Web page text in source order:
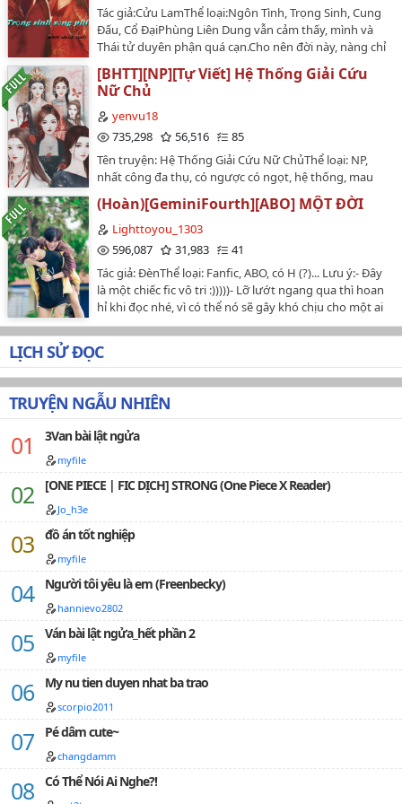
hắn.""Trên thực tế, hắn không có tới.""Hắn không tới,
ngay cả từ hôn cũng không tới, đúng là tên đê tiện
thiếu đạo đức!""Hắn nhất định sẽ gặp báo
ứng!"____________________Bác sĩ chỉnh dung xuyên
thành đại thiếu phế vật, cường thế quật khởi, thiên hạ
khiếp sợ.____________________Méoo~: Bản edit được
đăng với mục đích phi thương mại, chưa có sự cho
phép của tác giả, chỉ được đăng trên wordpress và
wattpad của Dream House.Nguồn cv: wikidich.comP/S:
Bạn editor không giỏi văn, không giỏi xã hội, một chữ
tiếng Trung cũng không hiểu, nếu có chỗ nào sạn quá
mọi người có thể nhắc nhở nhẹ nhàng cho bạn editor,
bạn editor xin được cảm ơn rất nhiều (❤ฺ￫艸￩)~Méoo❤ฺ
~…
giáo sư Kỷ, anh quay đầu lại nhìn, ánh mắt lạnh lùng
trong trẻo xẹt qua, dừng trên mặt Thích Niên trong
một cái chớp mắt rồi hỏi: Người nhà của ai? Không
phận sự miễn vào.Lúc trực ban nghỉ trưa, nghe đàn
em ca thán rằng giáo sư Kỷ quá không có tình người....
qua lúc làm thí nghiệm, thầy ấy chê chị ăn mà gây ồn
ào, bèn...Còn chưa nói hết lời, đàn em kia ngạc nhiên
ngẩng đầu lên: Bèn hôn chị ư?Thích Niên nhớ lại ngày
hôm qua, anh mất kiên nhẫn đè cô vào cửa tủ lạnh,
yên lặng... liếm liếm môi.... Đây là câu chuyện về... một
cô nàng vẽ truyện tranh theo đuổi một giáo sư tài giỏi
lạnh lùng ít nói.------------------------Có thể có bạn sẽ thắc
mắc, truyện hiện đại vì sao lại có một cái tên cổ đại như
vậy? - Thích Niên sẽ giải đáp.- Truyện diễn biến chậm,
Thích Niên thích giáo sư Kỷ từ cái nhìn đầu tiên, nhưng
quá trình theo đuổi thì dài đằng đẵng Qua Thích Niên,
ta rút ra được kết luận, theo đuổi nam thần thì không
những phải mặt dày, mà còn phải "được voi đòi tiên"
Tác giả:Cửu LamThể loại:Ngôn Tình, Trọng Sinh, Cung
Đấu, Cổ ĐạiPhùng Liên Dung vẫn cảm thấy, mình và
Thái tử duyên phận quá cạn.Cho nên đời này, nàng chỉ
nghĩ không bạc đãi bản thân, ăn tốt uống tốt ngủ tốt,
dành giụm tiền gửi cho người nhà cũng liền thỏa
mãn.Kết quả, nàng không chỉ làm những chuyện này,
còn sinh hài tử cho Thái tử.Sau cùng, còn làm nương
nương độc sủng lục cung.Warn: Truyện này sủng tuyệt
không nhiều, hoàng hậu không quá độc ác, nam 9 độc
sủng nữ 9, ai thích thể loại này mời ở lại, ai dị ứng với
thể loại này xin dừng chân quay người bước ra. Nam
chính yêu nàng có lẽ vì chàng luôn nhìn thấy thâm tình
hóa ra không hết trong đôi mắt nàng, chàng sủng
nàng. Chàng trở thành hoàng đế, tam cung lục viện
vây quanh, nhưng chàng độc sủng nàng, vì nhìn
không được nàng bi thương.(Truyện mình reup, không
viết cũng không edit nhé^^)…
[BHTT][NP][Tự Viết] Hệ Thống Giải Cứu
Nữ Chủ
yenvu18
735,298
56,516
85
Tên truyện: Hệ Thống Giải Cứu Nữ ChủThể loại: NP,
nhất công đa thụ, có ngược có ngọt, hệ thống, mau
xuyên, HE.Nhân vật chính: Tống Thường Lạc x các nữ
chủ.Thường Lạc ngẫu nhiên thành người được chọn
xuyên vào ngược văn, nhiệm vụ của cô chính là đá bay
pháo hôi, đem nữ chủ và nam chính lại gần nhau.
(Hoàn)[GeminiFourth][ABO] MỘT ĐỜI
Lighttoyou_1303
596,087
31,983
41
Tác giả: ĐènThể loại: Fanfic, ABO, có H (?)... Lưu ý:- Đây
là một chiếc fic vô tri :)))))- Lỡ lướt ngang qua thì hoan
hỉ khi đọc nhé, vì có thể nó sẽ gây khó chịu cho một ai
đó khi đọc.- Tự viết cho mình đọc nên bé nó hơi mất
não :))))…
LỊCH SỬ ĐỌC
TRUYỆN NGẪU NHIÊN
3Van bài lật ngửa
myfile
[ONE PIECE | FIC DỊCH] STRONG (One Piece X Reader)
Jo_h3e
đồ án tốt nghiệp
myfile
Người tôi yêu là em (Freenbecky)
hannievo2802
Ván bài lật ngửa_hết phần 2
myfile
My nu tien duyen nhat ba trao
scorpio2011
Pé dâm cute~
changdamm
Có Thể Nói Ai Nghe?!